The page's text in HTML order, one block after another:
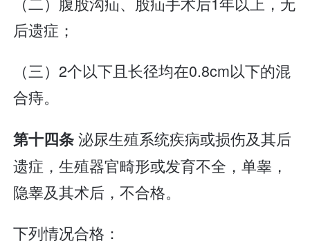
后遗症；
（三）2个以下且长径均在0.8cm以下的混
合痔。
第十四条泌尿生殖系统疾病或损伤及其后
遗症，生殖器官畸形或发育不全，单睾，
隐睾及其术后，不合格。
下列情况合格：